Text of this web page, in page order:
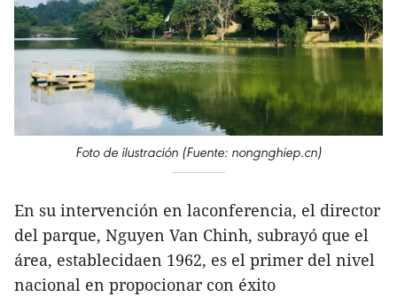
Foto de ilustración (Fuente: nongnghiep.cn)
En su intervención en laconferencia, el director
del parque, Nguyen Van Chinh, subrayó que el
área, establecidaen 1962, es el primer del nivel
nacional en propocionar con éxito